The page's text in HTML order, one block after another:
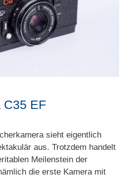
C35 EF
sieht eigentlich
aus. Trotzdem handelt
Meilenstein der
die erste Kamera mit